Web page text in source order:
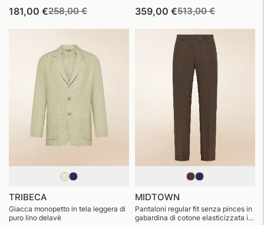
181,00 €Prezzo
258,00 €Prezzo
359,00 €Prezzo
listino
513,00 €Prezzo
TRIBECA
Giacca monopetto in tela leggera di
puro lino delavè
MIDTOWN
Pantaloni regular fit senza pinces in
gabardina di cotone elasticizzata in